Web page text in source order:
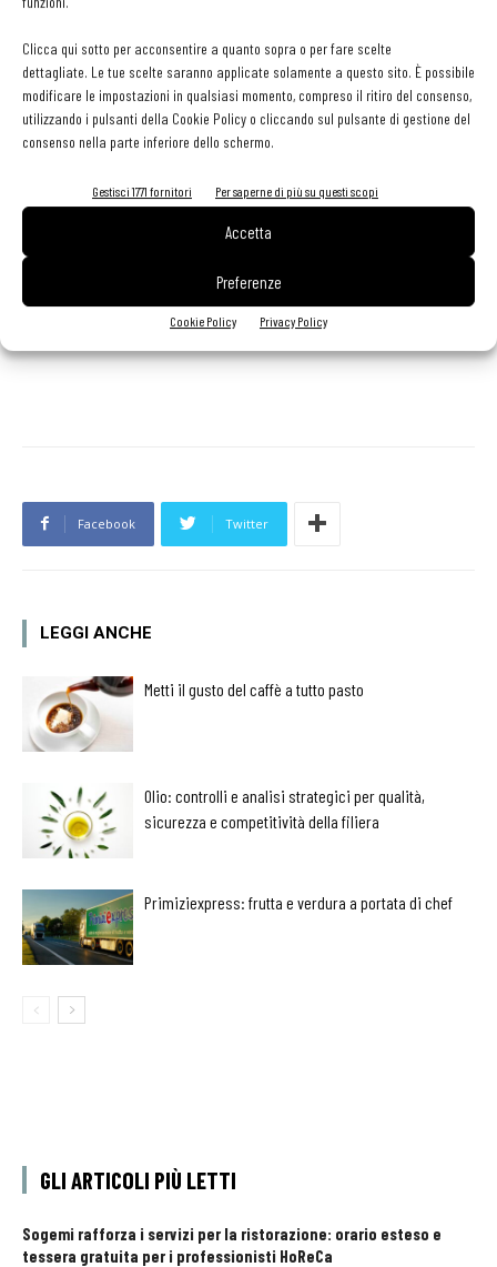
Clicca qui sotto per acconsentire a quanto sopra o per fare scelte
dettagliate. Le tue scelte saranno applicate solamente a questo sito. È possibile
modificare le impostazioni in qualsiasi momento, compreso il ritiro del consenso,
utilizzando i pulsanti della Cookie Policy o cliccando sul pulsante di gestione del
consenso nella parte inferiore dello schermo.
Gestisci 1771 fornitori Per saperne di più su questi scopi
Accetta
Preferenze
Cookie Policy Privacy Policy
vino, a cottura scolare. Rosolare le verdure in olio caldo sfumare
con il vino e quindi aggiungere il riso spadellando il tutto
assieme. Ungere il fondo del piatto con un velo d'olio e sporcare con
il formaggio gratuggiato ed il timo fresco. Adagiare il riso servire.
Food cost: 0,74 euro a porzione
Facebook Twitter
LEGGI ANCHE
Metti il gusto del caffè a tutto pasto
Olio: controlli e analisi strategici per qualità,
sicurezza e competitività della filiera
Primiziexpress: frutta e verdura a portata di chef
GLI ARTICOLI PIÙ LETTI
Sogemi rafforza i servizi per la ristorazione: orario esteso e
tessera gratuita per i professionisti HoReCa